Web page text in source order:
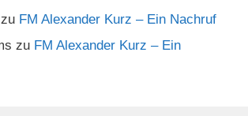
zu FM Alexander Kurz – Ein Nachruf
zu FM Alexander Kurz – Ein